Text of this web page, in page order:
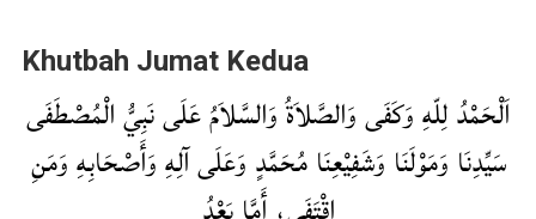
Khutbah Jumat Kedua
اَلْحَمْدُ لِلّهِ وَكَفَى وَالصَّلاَةُ وَالسَّلاَمُ عَلَى نَبِيُّ الْمُصْطَفَى
سَيِّدِنَا وَمَوْلَنَا وَشَفِيْعِنَا مُحَمَّدٍ وَعَلَى آلِهِ وَأَصْحَابِهِ وَمَنِ